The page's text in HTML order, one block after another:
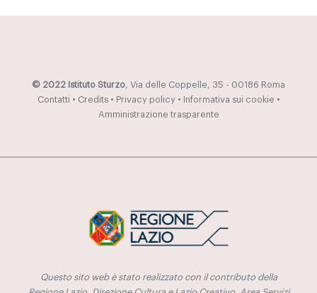
© 2022 Istituto Sturzo, Via delle Coppelle, 35 - 00186 Roma
Contatti • Credits• Privacy policy• Informativa sui cookie •
Amministrazione trasparente
Questo sito web è stato realizzato con il contributo della